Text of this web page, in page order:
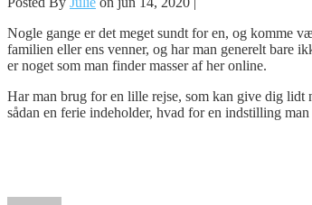
Nogle gange er det meget sundt for en, og komme
familien eller ens venner, og har man generelt bare
er noget som man finder masser af her online.
Har man brug for en lille rejse, som kan give dig lidt
sådan en ferie indeholder, hvad for en indstilling